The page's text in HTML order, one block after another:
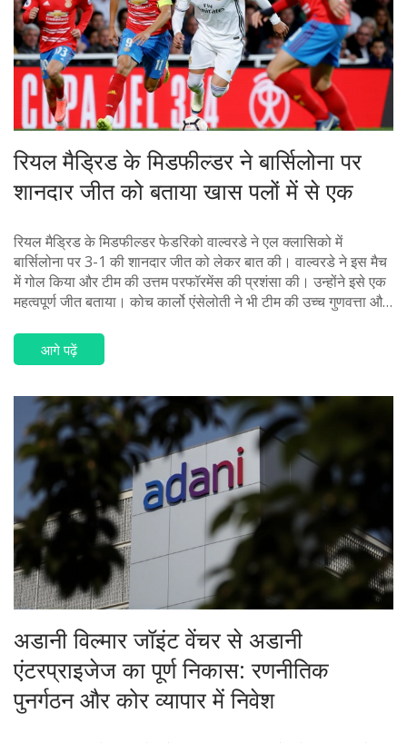
रियल मैड्रिड के मिडफील्डर ने बार्सिलोना पर
शानदार जीत को बताया खास पलों में से एक
रियल मैड्रिड के मिडफील्डर फेडरिको वाल्वरडे ने एल क्लासिको में
बार्सिलोना पर 3-1 की शानदार जीत को लेकर बात की। वाल्वरडे ने इस मैच
में गोल किया और टीम की उत्तम परफॉरमेंस की प्रशंसा की। उन्होंने इसे एक
महत्वपूर्ण जीत बताया। कोच कार्लो एंसेलोती ने भी टीम की उच्च गुणवत्ता और
शीर्ष पर पहुँच गया है।
आगे पढ़ें
अडानी विल्मार जॉइंट वेंचर से अडानी
एंटरप्राइजेज का पूर्ण निकास: रणनीतिक
पुनर्गठन और कोर व्यापार में निवेश